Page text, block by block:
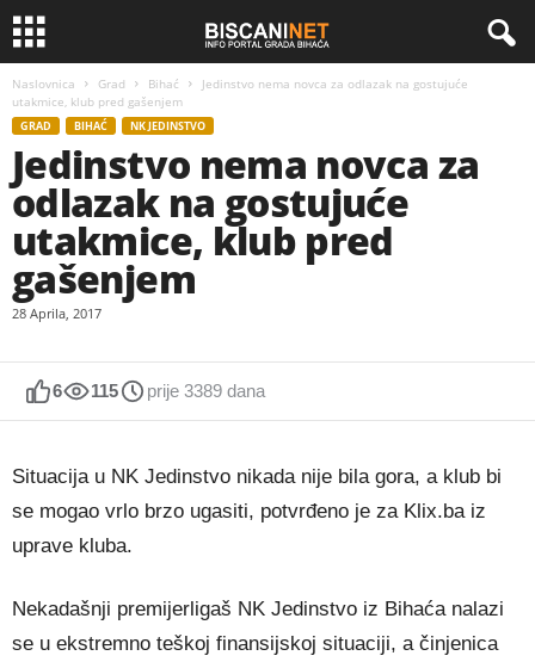
Naslovnica Grad Bihać
Jedinstvo nema novca za odlazak na gostujuće
utakmice, klub pred gašenjem
GRAD BIHAĆ NK JEDINSTVO
Jedinstvo nema novca za
odlazak na gostujuće
utakmice, klub pred
gašenjem
28 Aprila, 2017
6 115 prije 3389 dana
Situacija u NK Jedinstvo nikada nije bila gora, a klub bi
se mogao vrlo brzo ugasiti, potvrđeno je za Klix.ba iz
uprave kluba.
Nekadašnji premijerligaš NK Jedinstvo iz Bihaća nalazi
se u ekstremno teškoj finansijskoj situaciji, a činjenica